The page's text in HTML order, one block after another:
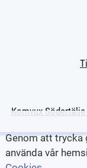
Komvux Södertälje
Genom att
använda vår